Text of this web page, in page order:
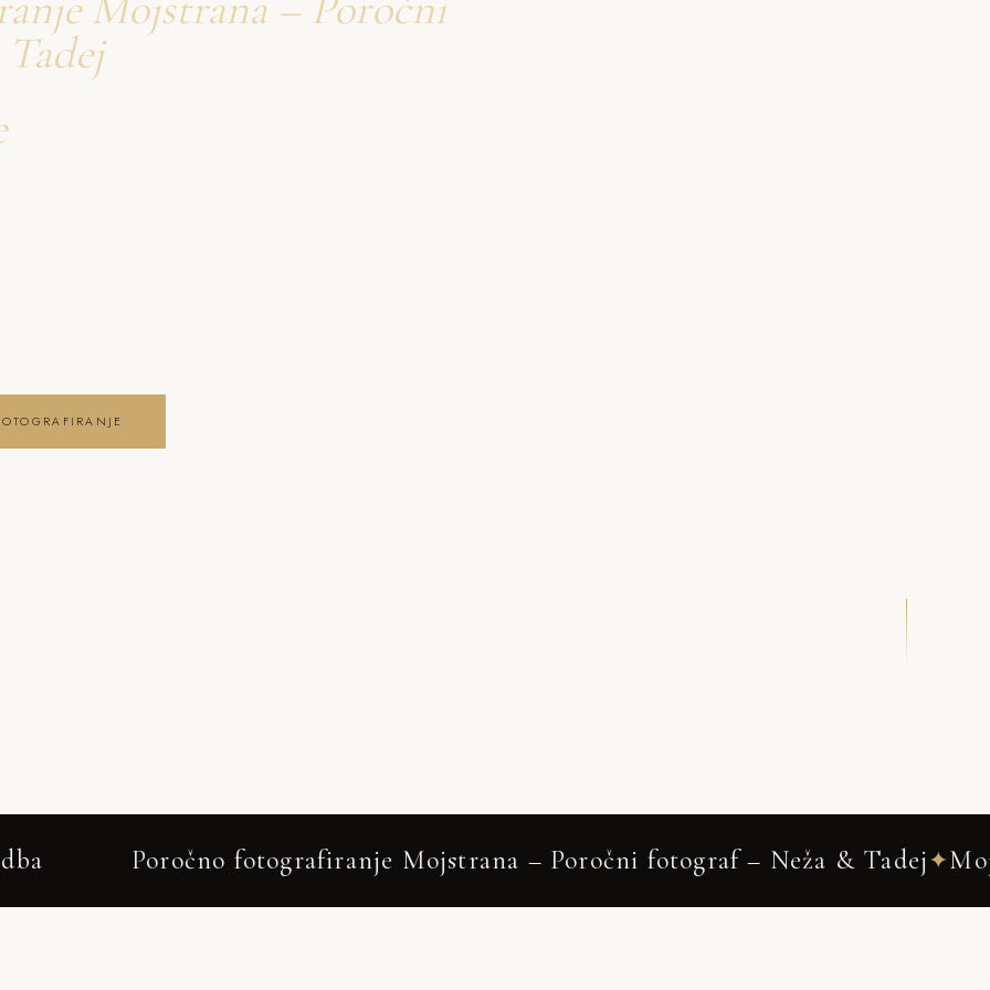
Mojstrana
Mojstrana – Poročni fotograf – Neža & Tadej✦Mojstrana Wedding